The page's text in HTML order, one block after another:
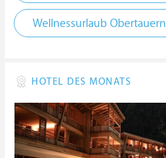
Wellnessurlaub Obertauern
HOTEL DES MONATS